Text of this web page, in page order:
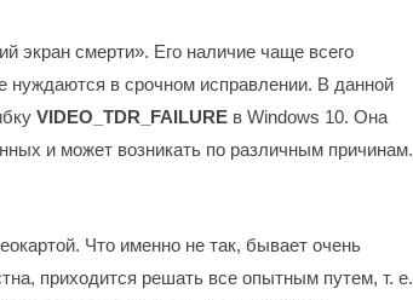
экран смерти». Его наличие чаще всего
нуждаются в срочном исправлении. В данной
VIDEO_TDR_FAILURE в Windows 10. Она
и может возникать по различным причинам.
Что именно не так, бывает очень
приходится решать все опытным путем, т. е.